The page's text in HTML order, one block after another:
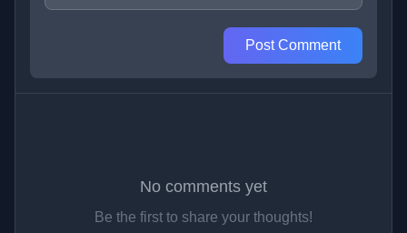
Post Comment
No comments yet
Be the first to share your thoughts!